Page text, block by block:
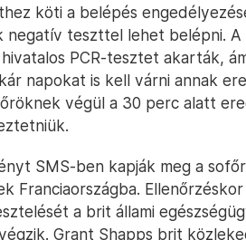
köti a belépés
negatív teszttel lehet belépni.
PCR-tesztet akarták,
napokat is kell várni annak
végül a 30 perc alatt
SMS-ben kapják meg a
Franciaországba.
a brit állami
Grant Shapps brit